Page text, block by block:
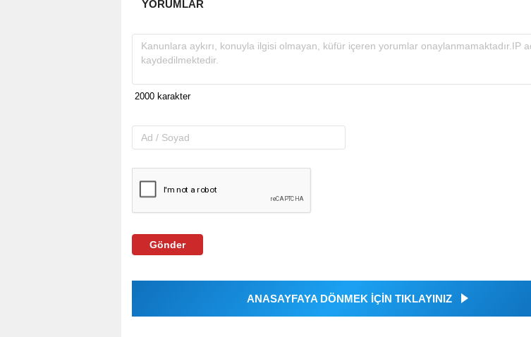
YORUMLAR
Gönder
ANASAYFAYA DÖNMEK İÇİN TIKLAYINIZ